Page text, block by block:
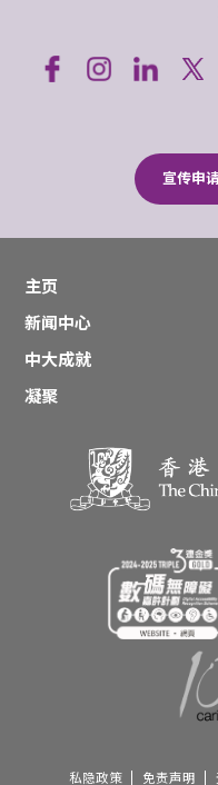
宣传申
主页
新闻中心
中大成就
凝聚
私隐政策 免责声明